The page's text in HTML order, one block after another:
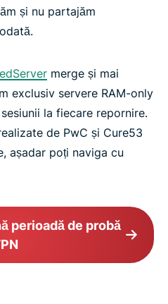
și nu partajăm
merge și mai
exclusiv servere RAM-only
la fiecare repornire.
de PwC și Cure53
așadar poți naviga cu
perioadă de probă